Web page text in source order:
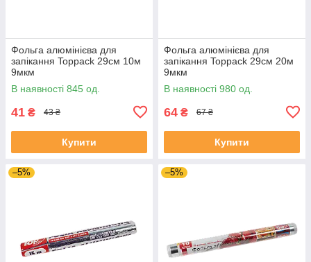
Фольга алюмінієва для
запікання Toppack 29см 10м
9мкм
В наявності 845 од.
41 ₴ 43 ₴
Купити
Фольга алюмінієва для
запікання Toppack 29см 20м
9мкм
В наявності 980 од.
64 ₴ 67 ₴
Купити
–5% –5%